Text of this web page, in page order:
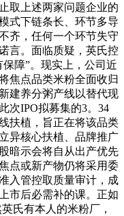
取上述两家问题企业的
式下链条长、环节多导
齐，任何一个环节失守
言。面临质疑，英氏控
障”。现实上，公司近
焦点品类米粉全面收归
建养分粥产线以替代现
次IPO拟募集的3。34
扶植，旨正在将该品类
异核心扶植、品牌推广
暗示会将自从出产优先
点或新产物仍将采用委
入管控取质量审计，成
市后必需补的课。正如
氏有本人的米粉厂，